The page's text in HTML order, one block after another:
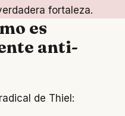
fortaleza.
es
anti-
de Thiel: